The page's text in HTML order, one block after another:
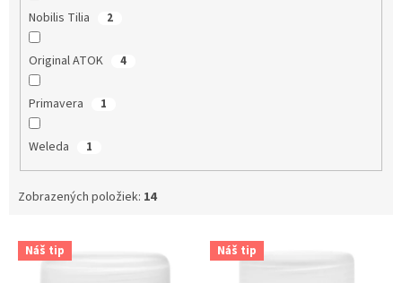
Nobilis Tilia 2
Original ATOK 4
Primavera 1
Weleda 1
Zobrazených položiek: 14
V Náš tip Náš tip